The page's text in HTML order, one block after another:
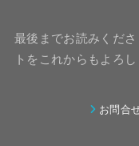
最後までお読みくだ
トをこれからもよろ
お問合